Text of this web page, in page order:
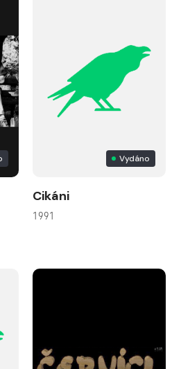
Vydáno
Cikáni
1991